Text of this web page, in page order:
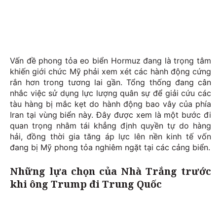
Vấn đề phong tỏa eo biển Hormuz đang là trọng tâm
khiến giới chức Mỹ phải xem xét các hành động cứng
rắn hơn trong tương lai gần. Tổng thống đang cân
nhắc việc sử dụng lực lượng quân sự để giải cứu các
tàu hàng bị mắc kẹt do hành động bao vây của phía
Iran tại vùng biển này. Đây được xem là một bước đi
quan trọng nhằm tái khẳng định quyền tự do hàng
hải, đồng thời gia tăng áp lực lên nền kinh tế vốn
đang bị Mỹ phong tỏa nghiêm ngặt tại các cảng biển.
Những lựa chọn của Nhà Trắng trước
khi ông Trump đi Trung Quốc